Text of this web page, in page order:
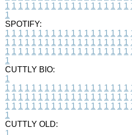
1 1 1 1 1 1 1 1 1 1 1 1 1 1 1 1 1 1 1
1
SPOTIFY:
1 1 1 1 1 1 1 1 1 1 1 1 1 1 1 1 1 1 1
1 1 1 1 1 1 1 1 1 1 1 1 1 1 1 1 1 1 1
1 1 1 1 1 1 1 1 1 1 1 1 1 1 1 1 1 1 1
1
CUTTLY BIO:
1
1 1 1 1 1 1 1 1 1 1 1 1 1 1 1 1 1 1 1
1 1 1 1 1 1 1 1 1 1 1 1 1 1 1 1 1 1 1
1 1 1 1 1 1 1 1 1 1 1 1 1 1 1 1 1 1 1
1
CUTTLY OLD:
1